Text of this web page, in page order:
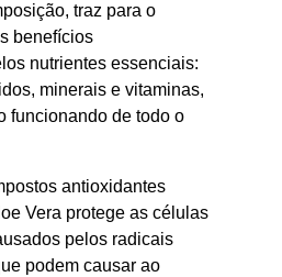
traz para o
benefícios
nutrientes essenciais:
minerais e vitaminas,
funcionando de todo o
antioxidantes
Vera protege as células
pelos radicais
podem causar ao